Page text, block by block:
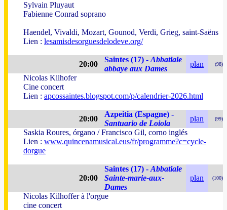
Sylvain Pluyaut
Fabienne Conrad soprano
Haendel, Vivaldi, Mozart, Gounod, Verdi, Grieg, saint-Saëns
Lien : lesamisdesorguesdelodeve.org/
20:00
Saintes (17) - Abbatiale
abbaye aux Dames
plan (98)
Nicolas Kilhofer
Cine concert
Lien : apcossaintes.blogspot.com/p/calendrier-2026.html
20:00
Azpeitia (Espagne) -
Santuario de Loiola
plan (99)
Saskia Roures, órgano / Francisco Gil, corno inglés
Lien : www.quincenamusical.eus/fr/programme?c=cycle-
dorgue
20:00
Saintes (17) - Abbatiale
Sainte-marie-aux-
Dames
plan (100)
Nicolas Kilhoffer à l'orgue
cine concert